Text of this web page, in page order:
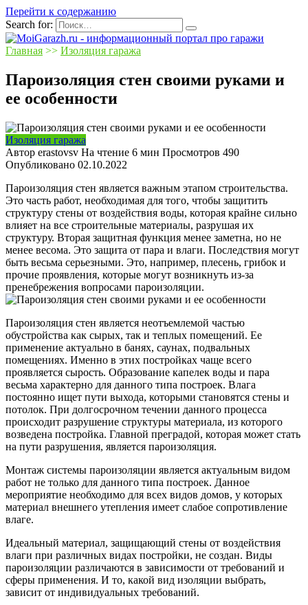
Перейти к содержанию
Search for:
Главная >> Изоляция гаража
Пароизоляция стен своими руками и
ее особенности
Изоляция гаража
Автор erastovsv На чтение 6 мин Просмотров 490
Опубликовано 02.10.2022
Пароизоляция стен является важным этапом строительства.
Это часть работ, необходимая для того, чтобы защитить
структуру стены от воздействия воды, которая крайне сильно
влияет на все строительные материалы, разрушая их
структуру. Вторая защитная функция менее заметна, но не
менее весома. Это защита от пара и влаги. Последствия могут
быть весьма серьезными. Это, например, плесень, грибок и
прочие проявления, которые могут возникнуть из-за
пренебрежения вопросами пароизоляции.
Пароизоляция стен является неотъемлемой частью
обустройства как сырых, так и теплых помещений. Ее
применение актуально в банях, саунах, подвальных
помещениях. Именно в этих постройках чаще всего
проявляется сырость. Образование капелек воды и пара
весьма характерно для данного типа построек. Влага
постоянно ищет пути выхода, которыми становятся стены и
потолок. При долгосрочном течении данного процесса
происходит разрушение структуры материала, из которого
возведена постройка. Главной преградой, которая может стать
на пути разрушения, является пароизоляция.
Монтаж системы пароизоляции является актуальным видом
работ не только для данного типа построек. Данное
мероприятие необходимо для всех видов домов, у которых
материал внешнего утепления имеет слабое сопротивление
влаге.
Идеальный материал, защищающий стены от воздействия
влаги при различных видах постройки, не создан. Виды
пароизоляции различаются в зависимости от требований и
сферы применения. И то, какой вид изоляции выбрать,
зависит от индивидуальных требований.